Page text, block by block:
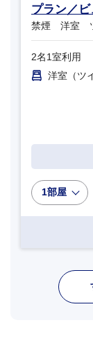
プラン／
禁煙 洋室
2名1室利用
洋室（ツ
1部屋